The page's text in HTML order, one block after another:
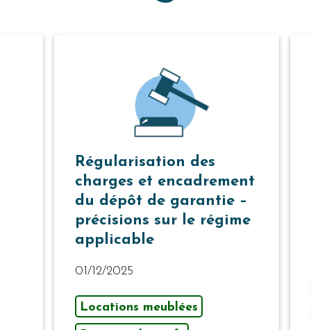
Régularisation des
charges et encadrement
du dépôt de garantie –
précisions sur le régime
applicable
01/12/2025
Locations meublées